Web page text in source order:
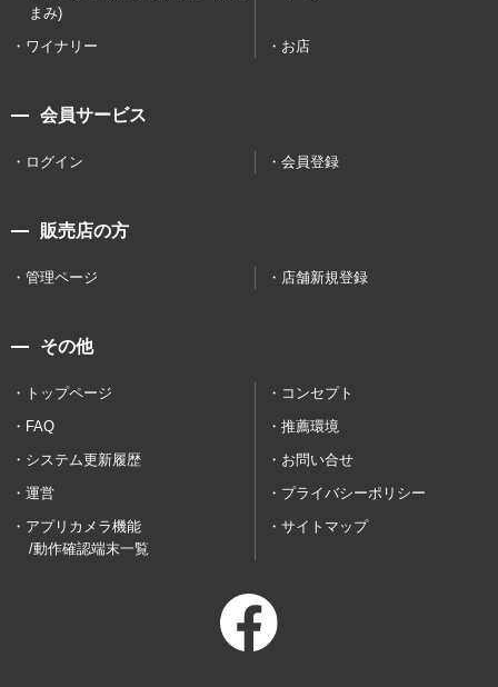
まみ)
ワイナリー お店
会員サービス
ログイン 会員登録
販売店の方
管理ページ 店舗新規登録
その他
トップページ
コンセプト
FAQ
推薦環境
システム更新履歴
お問い合せ
運営
プライバシーポリシー
アプリカメラ機能
/動作確認端末一覧
サイトマップ